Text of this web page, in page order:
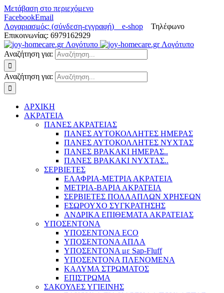
Μετάβαση στο περιεχόμενο
FacebookEmail
Λογαριασμός: (σύνδεση-εγγραφή) e-shop Τηλέφωνο
Επικοινωνίας: 6979162929
Αναζήτηση για:
Αναζήτηση για:
ΑΡΧΙΚΗ
ΑΚΡΑΤΕΙΑ
ΠΑΝΕΣ ΑΚΡΑΤΕΙΑΣ
ΠΑΝΕΣ ΑΥΤΟΚΟΛΛΗΤΕΣ ΗΜΕΡΑΣ
ΠΑΝΕΣ ΑΥΤΟΚΟΛΛΗΤΕΣ ΝΥΧΤΑΣ
ΠΑΝΕΣ ΒΡΑΚΑΚΙ ΗΜΕΡΑΣ..
ΠΑΝΕΣ ΒΡΑΚΑΚΙ ΝΥΧΤΑΣ..
ΣΕΡΒΙΕΤΕΣ
ΕΛΑΦΡΙΑ-ΜΕΤΡΙΑ ΑΚΡΑΤΕΙΑ
ΜΕΤΡΙΑ-ΒΑΡΙΑ ΑΚΡΑΤΕΙΑ
ΣΕΡΒΙΕΤΕΣ ΠΟΛΛΑΠΛΩΝ ΧΡΗΣΕΩΝ
ΕΣΩΡΟΥΧΟ ΣΥΓΚΡΑΤΗΣΗΣ
ΑΝΔΡΙΚΑ ΕΠΙΘΕΜΑΤΑ ΑΚΡΑΤΕΙΑΣ
ΥΠΟΣΕΝΤΟΝΑ
ΥΠΟΣΕΝΤΟΝΑ ECO
ΥΠΟΣΕΝΤΟΝΑ ΑΠΛΑ
ΥΠΟΣΕΝΤΟΝΑ με Sap-Fluff
ΥΠΟΣΕΝΤΟΝΑ ΠΛΕΝΟΜΕΝΑ
ΚΑΛΥΜΑ ΣΤΡΩΜΑΤΟΣ
ΕΠΙΣΤΡΩΜΑ
ΣΑΚΟΥΛΕΣ ΥΓΙΕΙΝΗΣ